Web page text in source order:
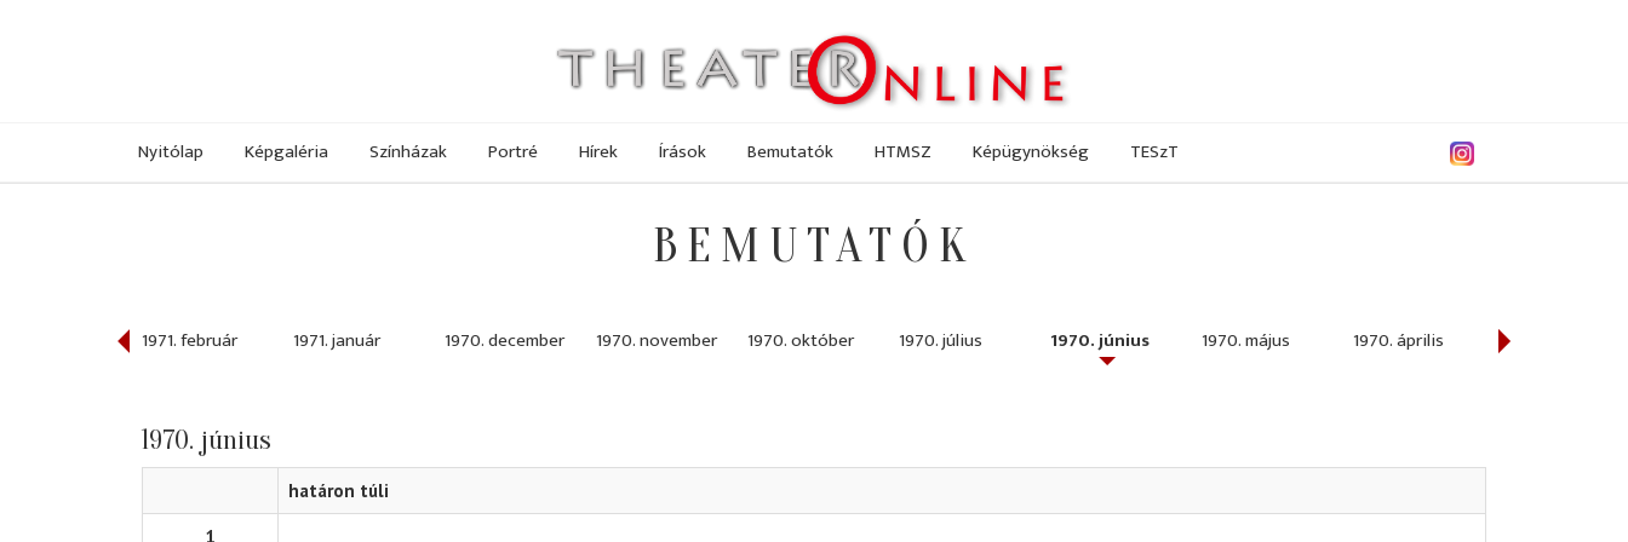
Nyitólap Képgaléria Színházak Portré Hírek Írások Bemutatók HTMSZ Képügynökség TESzT
BEMUTATÓK
1971. február 1971. január 1970. december 1970. november 1970. október 1970. július 1970. június 1970. május 1970. április 1970. március
1970. június
határon túli
1